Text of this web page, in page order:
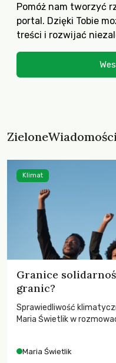
Pomóż nam tworzyć
portal. Dzięki Tobie
treści i rozwijać
Granice
granic?
Sprawiedliwość
Maria Świetlik w
Maria Świetlik
Klimat